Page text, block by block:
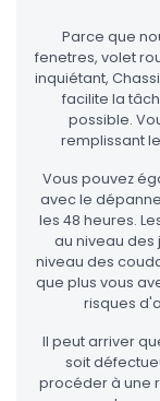
Parce que
fenetres, volet
inquiétant,
facilite la
possible.
remplissant
Vous pouvez
avec le
les 48 heures.
au niveau des
niveau des
que plus vous
risques
Il peut arriver
soit
procéder à une